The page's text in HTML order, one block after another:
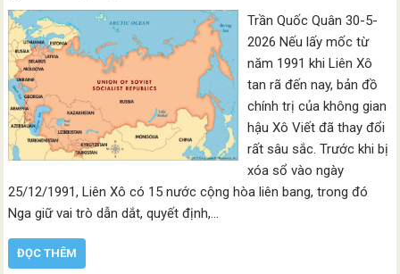
Trần Quốc Quân 30-5-
2026 Nếu lấy mốc từ
năm 1991 khi Liên Xô
tan rã đến nay, bản đồ
chính trị của không gian
hậu Xô Viết đã thay đổi
rất sâu sắc. Trước khi bị
xóa sổ vào ngày
25/12/1991, Liên Xô có 15 nước cộng hòa liên bang, trong đó
Nga giữ vai trò dẫn dắt, quyết định,…
ĐỌC THÊM